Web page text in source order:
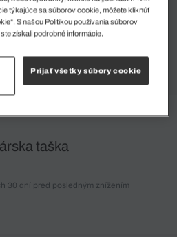
taška
30 dní pred posledným znížením
týkajúce sa súborov cookie, môžete kliknúť
S našou Politikou používania súborov
získali podrobné informácie.
Prijať všetky súbory cookie